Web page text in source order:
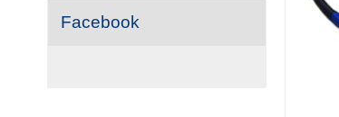
Facebook